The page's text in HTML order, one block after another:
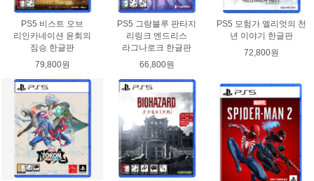
PS5 비스트 오브
리인카네이션 윤회의
짐승 한글판
79,800원
PS5 그랑블루 판타지
리링크 엔드리스
라그나로크 한글판
66,800원
PS5 모험가 엘리엇의 천
년 이야기 한글판
72,800원